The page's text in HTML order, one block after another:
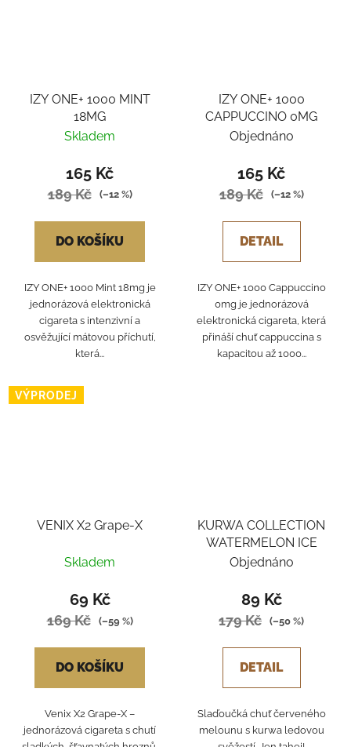
IZY ONE+ 1000 MINT
18MG
Skladem
165 Kč
189 Kč (–12 %)
DO KOŠÍKU
IZY ONE+ 1000 Mint 18mg je
jednorázová elektronická
cigareta s intenzivní a
osvěžující mátovou příchutí,
která...
IZY ONE+ 1000
CAPPUCCINO 0MG
Objednáno
165 Kč
189 Kč (–12 %)
DETAIL
IZY ONE+ 1000 Cappuccino
0mg je jednorázová
elektronická cigareta, která
přináší chuť cappuccina s
kapacitou až 1000...
VÝPRODEJ
VENIX X2 Grape-X
Skladem
69 Kč
169 Kč (–59 %)
DO KOŠÍKU
Venix X2 Grape‑X –
jednorázová cigareta s chutí
KURWA COLLECTION
WATERMELON ICE
Objednáno
89 Kč
179 Kč (–50 %)
DETAIL
Slaďoučká chuť červeného
melounu s kurwa ledovou